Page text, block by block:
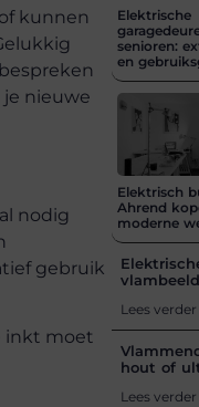
kunnen
nieuwe
nodig
gebruik
inkt moet
Elektrische
senioren:
en
Elektrisch
Ahrend
moderne
Lees verder
hout of
Lees verder